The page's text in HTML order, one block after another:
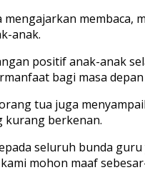
membaca,
anak.
positif anak-anak
bagi masa
tua juga
kurang berkenan.
seluruh bunda
mohon maaf